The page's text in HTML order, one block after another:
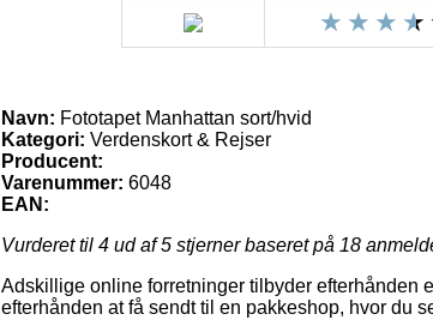
Navn: Fototapet Manhattan sort/hvid
Kategori: Verdenskort & Rejser
Producent:
Varenummer: 6048
EAN:
Vurderet til 4 ud af 5 stjerner baseret på 18
Adskillige online forretninger tilbyder
efterhånden at få sendt til en pakkeshop, hvor du